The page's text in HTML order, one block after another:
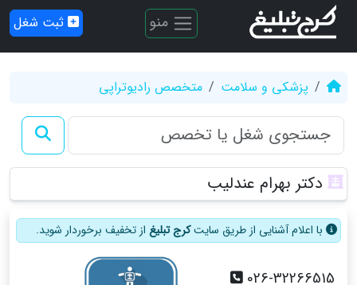
منو ثبت شغل
پزشکی و سلامت متخصص رادیوتراپی
دکتر بهرام عندلیب
با اعلام آشنایی از طریق سایتکرج تبلیغ از تخفیف برخوردار شوید.
026-32266515